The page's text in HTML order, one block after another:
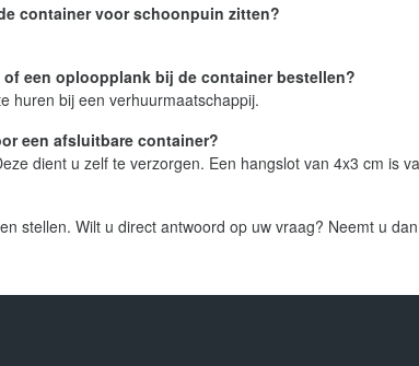
container voor schoonpuin zitten?
een oploopplank bij de container bestellen?
huren bij een verhuurmaatschappij.
een afsluitbare container?
dient u zelf te verzorgen. Een hangslot van 4x3 cm is
stellen. Wilt u direct antwoord op uw vraag? Neemt u